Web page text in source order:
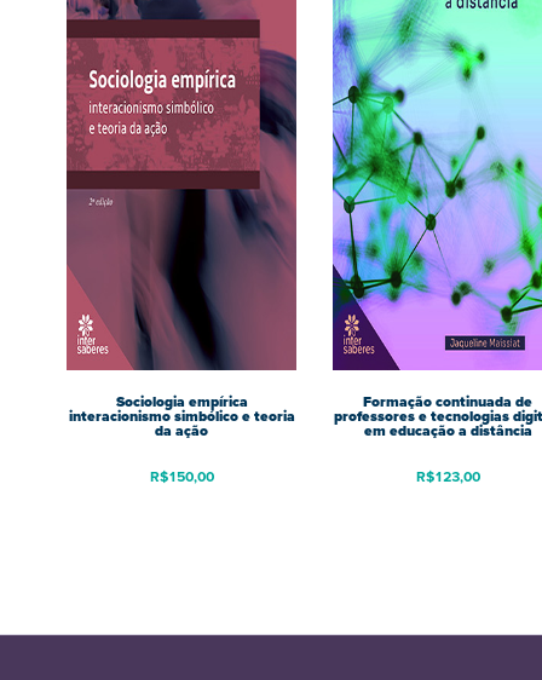
Sociologia empírica
interacionismo simbólico e teoria
da ação
R$150,00
Formação continuada de
professores e tecnologias
em educação a distância
R$123,00